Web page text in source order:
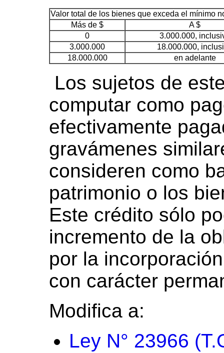
Valor total de los bienes que exceda el mínimo
Más de $
A $
0
3.000.000,
3.000.000
18.000.000,
18.000.000
en adelante
Los sujetos de
computar como
efectivamente
gravámenes
consideren como
patrimonio o los
Este crédito sólo
incremento de la
por la
con carácter
Modifica a:
Ley N° 23966